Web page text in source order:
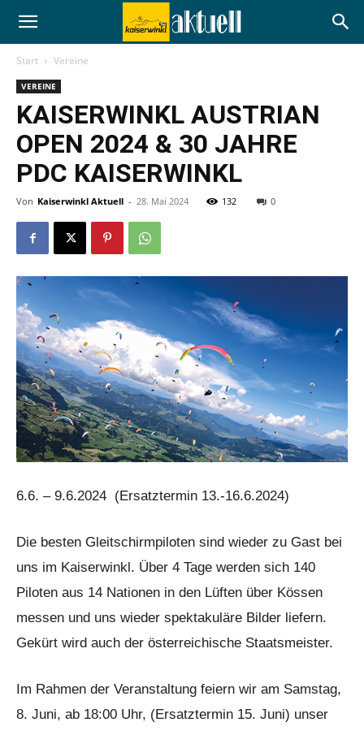
Start Vereine
VEREINE
KAISERWINKL AUSTRIAN
OPEN 2024 & 30 JAHRE
PDC KAISERWINKL
Von Kaiserwinkl Aktuell - 28. Mai 2024 132 0
6.6. – 9.6.2024 (Ersatztermin 13.-16.6.2024)
Die besten Gleitschirmpiloten sind wieder zu Gast bei
uns im Kaiserwinkl. Über 4 Tage werden sich 140
Piloten aus 14 Nationen in den Lüften über Kössen
messen und uns wieder spektakuläre Bilder liefern.
Gekürt wird auch der österreichische Staatsmeister.
Im Rahmen der Veranstaltung feiern wir am Samstag,
8. Juni, ab 18:00 Uhr, (Ersatztermin 15. Juni) unser